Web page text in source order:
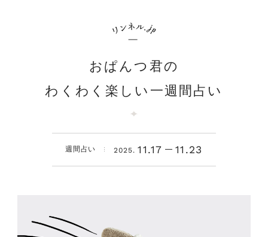
おぱんつ君の
わくわく楽しい一週間占い
週間占い 2025. 11.17 11.23